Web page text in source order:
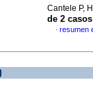
Cantele P,
de 2 casos
· resumen